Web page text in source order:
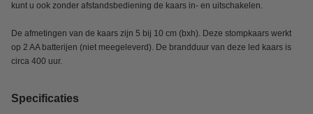
kunt u ook zonder afstandsbediening de kaars in- en uitschakelen.
De afmetingen van de kaars zijn 5 bij 10 cm (bxh). Deze stompkaars werkt
op 2 AA batterijen (niet meegeleverd). De brandduur van deze led kaars is
circa 400 uur.
Specificaties